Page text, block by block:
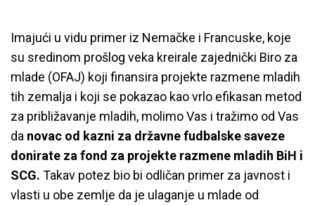
Imajući u vidu primer iz Nemačke i Francuske, koje
su sredinom prošlog veka kreirale zajednički Biro za
mlade (OFAJ) koji finansira projekte razmene mladih
tih zemalja i koji se pokazao kao vrlo efikasan metod
za približavanje mladih, molimo Vas i tražimo od Vas
da novac od kazni za državne fudbalske saveze
donirate za fond za projekte razmene mladih BiH i
SCG. Takav potez bio bi odličan primer za javnost i
vlasti u obe zemlje da je ulaganje u mlade od